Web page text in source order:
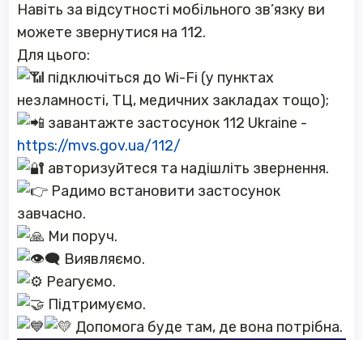
Навіть за відсутності мобільного зв’язку ви
можете звернутися на 112.
Для цього:
підключіться до Wi-Fi (у пунктах
незламності, ТЦ, медичних закладах тощо);
завантажте застосунок 112 Ukraine -
https://mvs.gov.ua/112/
авторизуйтеся та надішліть звернення.
Радимо встановити застосунок
завчасно.
Ми поруч.
Виявляємо.
Реагуємо.
Підтримуємо.
Допомога буде там, де вона потрібна.